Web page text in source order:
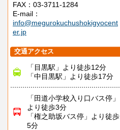
FAX：03-3711-1284
E-mail：
info@megurokuchushokigyocent
er.jp
交通アクセス
「目黒駅」より徒歩12分
「中目黒駅」より徒歩17分
「田道小学校入り口バス停」
より徒歩3分
「権之助坂バス停」より徒歩
5分